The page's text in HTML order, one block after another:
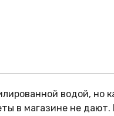
водой, но
в магазине не